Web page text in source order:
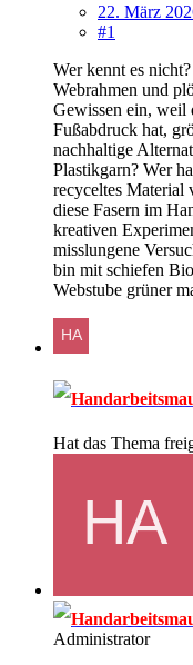
22. März
#1
Wer kennt es
Webrahmen und
Gewissen ein, weil
Fußabdruck hat,
nachhaltige
Plastikgarn? Wer
recyceltes Material
diese Fasern im
kreativen
misslungene
bin mit schiefen
Webstube grüner
Hat das Thema
Administrator